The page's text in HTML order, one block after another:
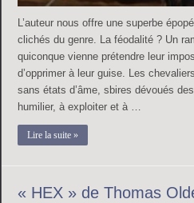
L’auteur nous offre une superbe
clichés du genre. La féodalité ? Un
quiconque vienne prétendre leur
d’opprimer à leur guise. Les
sans états d’âme, sbires dévoués
humilier, à exploiter et à …
Lire la suite »
« HEX » de Thomas